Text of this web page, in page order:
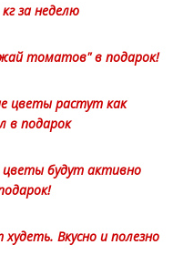
за неделю
томатов" в подарок!
цветы растут как
в подарок
цветы будут активно
Вкусно и полезно